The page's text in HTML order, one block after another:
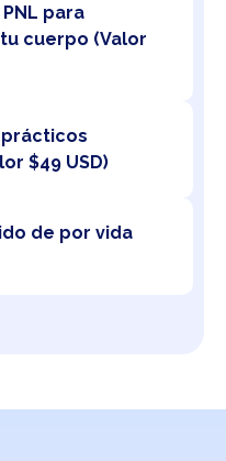
para
cuerpo (Valor
prácticos
$49 USD)
de por vida